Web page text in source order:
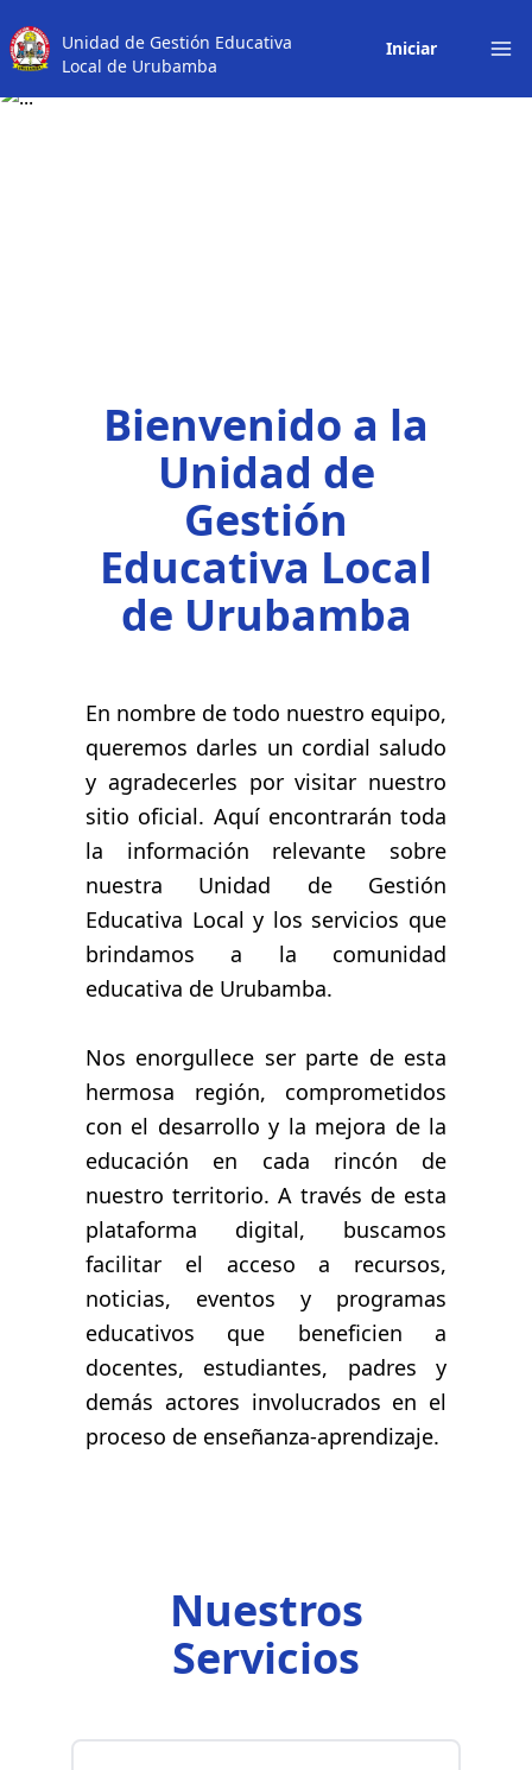
Unidad de Gestión Educativa
Local de Urubamba
Iniciar
Bienvenido a la
Unidad de
Gestión
Educativa Local
de Urubamba
En nombre de todo nuestro equipo,
queremos darles un cordial saludo
y agradecerles por visitar nuestro
sitio oficial. Aquí encontrarán toda
la información relevante sobre
nuestra Unidad de Gestión
Educativa Local y los servicios que
brindamos a la comunidad
educativa de Urubamba.
Nos enorgullece ser parte de esta
hermosa región, comprometidos
con el desarrollo y la mejora de la
educación en cada rincón de
nuestro territorio. A través de esta
plataforma digital, buscamos
facilitar el acceso a recursos,
noticias, eventos y programas
educativos que beneficien a
docentes, estudiantes, padres y
demás actores involucrados en el
proceso de enseñanza-aprendizaje.
Nuestros
Servicios